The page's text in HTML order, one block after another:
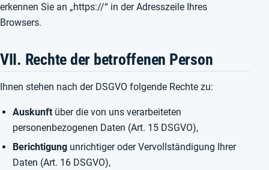
erkennen Sie an „https://“ in der Adresszeile Ihres
Browsers.
VII. Rechte der betroffenen Person
Ihnen stehen nach der DSGVO folgende Rechte zu:
Auskunftüber die von uns verarbeiteten
personenbezogenen Daten (Art. 15 DSGVO),
Berichtigungunrichtiger oder Vervollständigung Ihrer
Daten (Art. 16 DSGVO),